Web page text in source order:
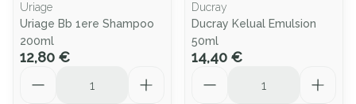
Uriage
Uriage Bb 1ere Shampoo
200ml
12,80 €
Ducray
Ducray Kelual Emulsion
50ml
14,40 €